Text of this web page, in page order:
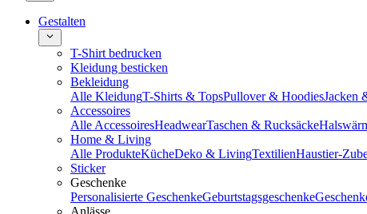
Gestalten
T-Shirt bedrucken
Kleidung besticken
Bekleidung
Alle KleidungT-Shirts & TopsPullover & HoodiesJacken
Accessoires
Alle AccessoiresHeadwearTaschen & Rucksäcke
Home & Living
Alle ProdukteKücheDeko & LivingTextilienHaustier-
Sticker
Geschenke
Personalisierte GeschenkeGeburtstagsgeschenke